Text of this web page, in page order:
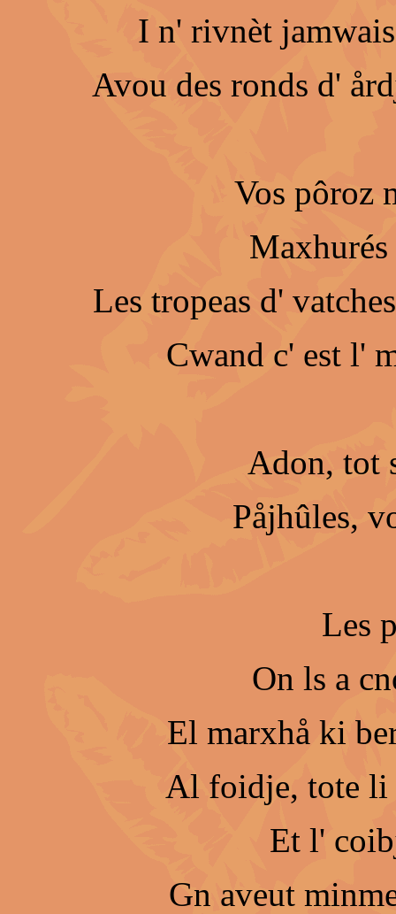
I n' rivnèt
Avou des ronds d'
Vos pôroz
Les tropeas d'
Cwand c' est l'
Adon, tot
Påjhûles,
Les
On ls a
El marxhå ki
Al foidje, tote li
Et l'
Gn aveut